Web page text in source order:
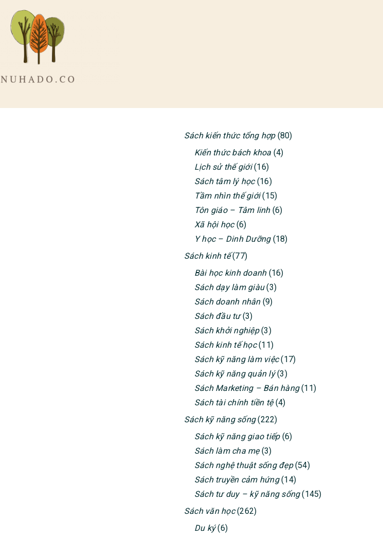
PRIMARY
SIDEBAR
Sách kiến thức tổng hợp(80)
Kiến thức bách khoa (4)
Lịch sử thế giới(16)
Sách tâm lý học(16)
Tầm nhìn thế giới(15)
Tôn giáo – Tâm linh(6)
Xã hội học(6)
Y học – Dinh Dưỡng(18)
Sách kinh tế(77)
Bài học kinh doanh(16)
Sách dạy làm giàu(3)
Sách doanh nhân(9)
Sách đầu tư(3)
Sách khởi nghiệp(3)
Sách kinh tế học(11)
Sách kỹ năng làm việc(17)
Sách kỹ năng quản lý(3)
Sách Marketing – Bán hàng(11)
Sách tài chính tiền tệ(4)
Sách kỹ năng sống(222)
Sách kỹ năng giao tiếp(6)
Sách làm cha mẹ(3)
Sách nghệ thuật sống đẹp(54)
Sách truyền cảm hứng(14)
Sách tư duy – kỹ năng sống(145)
Sách văn học(262)
Du ký(6)